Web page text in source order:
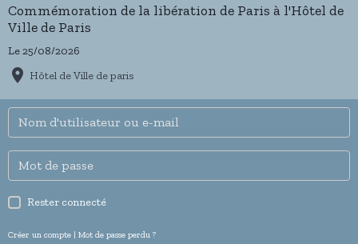
Commémoration de la libération de Paris à l'Hôtel de
Ville de Paris
Le 25/08/2026
Hôtel de Ville de paris
Rester connecté
Créer un compte | Mot de passe perdu ?